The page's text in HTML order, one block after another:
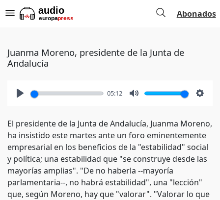
Abonados
Juanma Moreno, presidente de la Junta de
Andalucía
05:12
El presidente de la Junta de Andalucía, Juanma Moreno,
ha insistido este martes ante un foro eminentemente
empresarial en los beneficios de la "estabilidad" social
y política; una estabilidad que "se construye desde las
mayorías amplias". "De no haberla --mayoría
parlamentaria--, no habrá estabilidad", una "lección"
que, según Moreno, hay que "valorar". "Valorar lo que